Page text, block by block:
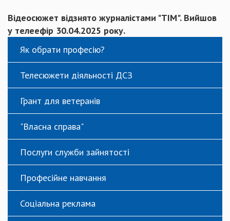
Відеосюжет відзнято журналістами "ТІМ". Вийшов
у телеефір 30.04.2025 року.
Як обрати професію?
Телесюжети діяльності ДСЗ
Грант для ветеранів
"Власна справа"
Послуги служби зайнятості
Професійне навчання
Соціальна реклама